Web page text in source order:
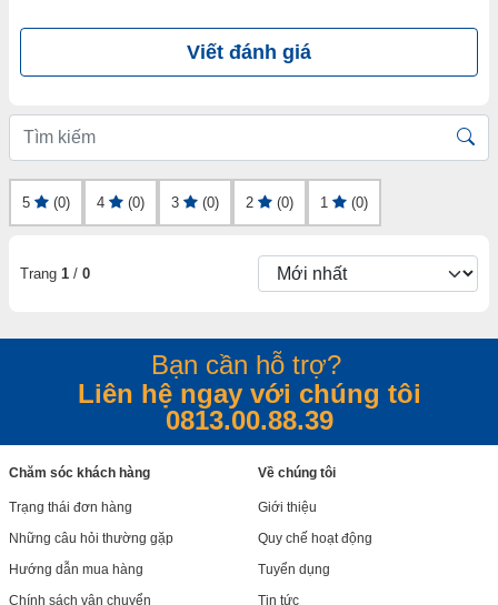
Viết đánh giá
5 (0) 4 (0) 3 (0) 2 (0) 1 (0)
Trang 1 / 0
Bạn cần hỗ trợ?
Liên hệ ngay với chúng tôi
0813.00.88.39
Chăm sóc khách hàng
Trạng thái đơn hàng
Những câu hỏi thường gặp
Hướng dẫn mua hàng
Chính sách vận chuyển
Về chúng tôi
Giới thiệu
Quy chế hoạt động
Tuyển dụng
Tin tức